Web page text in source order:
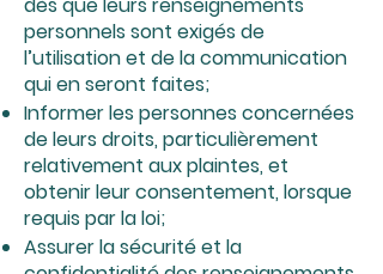
personnels sont exigés de
l’utilisation et de la communication
qui en seront faites;
Informer les personnes concernées
de leurs droits, particulièrement
relativement aux plaintes, et
obtenir leur consentement, lorsque
requis par la loi;
Assurer la sécurité et la